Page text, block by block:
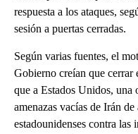
respuesta a los ataques,
sesión a puertas cerradas.
Según varias fuentes, el
Gobierno creían que cerrar
que a Estados Unidos,
amenazas vacías de Irán
estadounidenses contra las